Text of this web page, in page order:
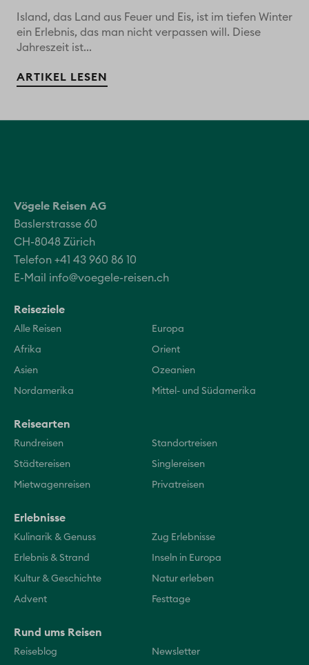
Island, das Land aus Feuer und Eis, ist im tiefen Winter
ein Erlebnis, das man nicht verpassen will. Diese
Jahreszeit ist...
ARTIKEL LESEN
Vögele Reisen AG
Baslerstrasse 60
CH-8048 Zürich
Telefon +41 43 960 86 10
E-Mail info@voegele-reisen.ch
Reiseziele
Alle Reisen Europa
Afrika Orient
Asien Ozeanien
Nordamerika Mittel- und Südamerika
Reisearten
Rundreisen Standortreisen
Städtereisen Singlereisen
Mietwagenreisen Privatreisen
Erlebnisse
Kulinarik & Genuss Zug Erlebnisse
Erlebnis & Strand Inseln in Europa
Kultur & Geschichte Natur erleben
Advent Festtage
Rund ums Reisen
Reiseblog Newsletter